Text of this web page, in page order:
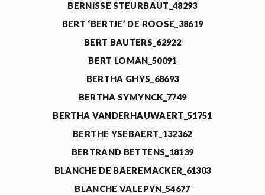
BERNISSE STEURBAUT_48293
BERT ‘BERTJE’ DE ROOSE_38619
BERT BAUTERS_62922
BERT LOMAN_50091
BERTHA GHYS_68693
BERTHA SYMYNCK_7749
BERTHA VANDERHAUWAERT_51751
BERTHE YSEBAERT_132362
BERTRAND BETTENS_18139
BLANCHE DE BAEREMACKER_61303
BLANCHE VALEPYN_54677